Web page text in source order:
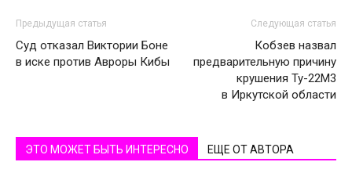
Предыдущая статья
Суд отказал Виктории Боне
в иске против Авроры Кибы
Следующая статья
Кобзев назвал
предварительную причину
крушения Ту-22М3
в Иркутской области
ЭТО МОЖЕТ БЫТЬ ИНТЕРЕСНО ЕЩЕ ОТ АВТОРА